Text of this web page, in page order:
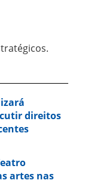
direitos
artes nas